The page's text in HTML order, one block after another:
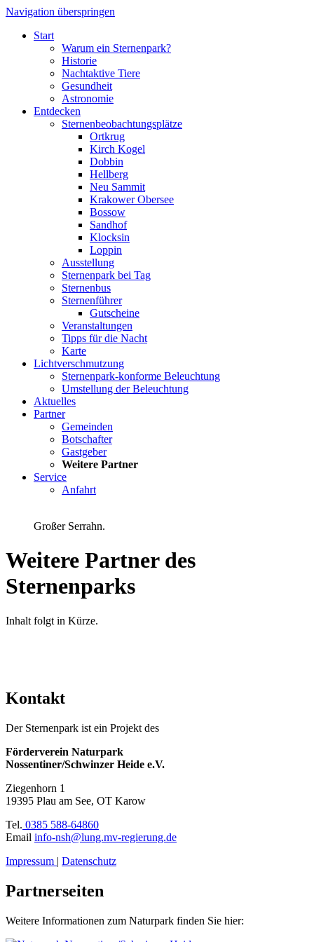
Navigation überspringen
Start
Warum ein Sternenpark?
Historie
Nachtaktive Tiere
Gesundheit
Astronomie
Entdecken
Sternenbeobachtungsplätze
Ortkrug
Kirch Kogel
Dobbin
Hellberg
Neu Sammit
Krakower Obersee
Bossow
Sandhof
Klocksin
Loppin
Ausstellung
Sternenpark bei Tag
Sternenbus
Sternenführer
Gutscheine
Veranstaltungen
Tipps für die Nacht
Karte
Lichtverschmutzung
Sternenpark-konforme Beleuchtung
Umstellung der Beleuchtung
Aktuelles
Partner
Gemeinden
Botschafter
Gastgeber
Weitere Partner
Service
Anfahrt
Großer Serrahn.
Weitere Partner des
Sternenparks
Inhalt folgt in Kürze.
Kontakt
Der Sternenpark ist ein Projekt des
Förderverein Naturpark
Nossentiner/Schwinzer Heide e.V.
Ziegenhorn 1
19395 Plau am See, OT Karow
Tel. 0385 588-64860
Email info-nsh@lung.mv-regierung.de
Impressum | Datenschutz
Partnerseiten
Weitere Informationen zum Naturpark finden Sie hier: